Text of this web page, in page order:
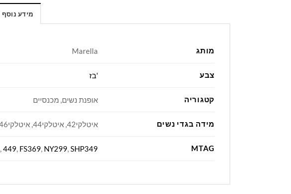
מידע נוסף
מותג Marella
צבע 'בז
קטגוריה אופנת נשים, מכנסיים
מידה בגדי נשים איטלקי42, איטלקי44, איטלקי46
MTAG
,449, FS369, NY299,SHP349